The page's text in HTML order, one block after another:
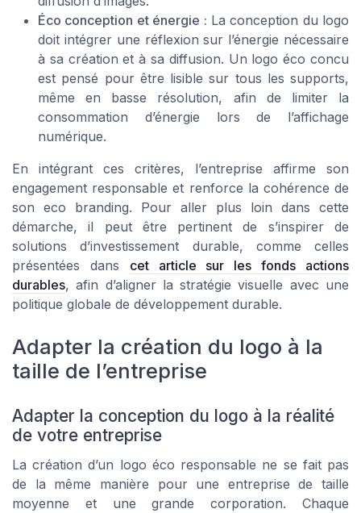
Éco conception et énergie : La conception du logo
doit intégrer une réflexion sur l’énergie nécessaire
à sa création et à sa diffusion. Un logo éco concu
est pensé pour être lisible sur tous les supports,
même en basse résolution, afin de limiter la
consommation d’énergie lors de l’affichage
numérique.
En intégrant ces critères, l’entreprise affirme son
engagement responsable et renforce la cohérence de
son eco branding. Pour aller plus loin dans cette
démarche, il peut être pertinent de s’inspirer de
solutions d’investissement durable, comme celles
présentées dans cet article sur les fonds actions
durables, afin d’aligner la stratégie visuelle avec une
politique globale de développement durable.
Adapter la création du logo à la
taille de l’entreprise
Adapter la conception du logo à la réalité
de votre entreprise
La création d’un logo éco responsable ne se fait pas
de la même manière pour une entreprise de taille
moyenne et une grande corporation. Chaque